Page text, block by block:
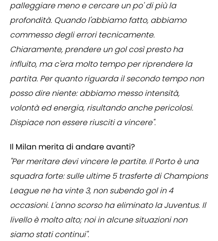
palleggiare meno e cercare un po' di più la
profondità. Quando l'abbiamo fatto, abbiamo
commesso degli errori tecnicamente.
Chiaramente, prendere un gol così presto ha
influito, ma c'era molto tempo per riprendere la
partita. Per quanto riguarda il secondo tempo non
posso dire niente: abbiamo messo intensità,
volontà ed energia, risultando anche pericolosi.
Dispiace non essere riusciti a vincere".
Il Milan merita di andare avanti?
"Per meritare devi vincere le partite. Il Porto è una
squadra forte: sulle ultime 5 trasferte di Champions
League ne ha vinte 3, non subendo gol in 4
occasioni. L'anno scorso ha eliminato la Juventus. Il
livello è molto alto; noi in alcune situazioni non
siamo stati continui".